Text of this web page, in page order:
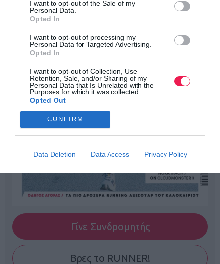
I want to opt-out of the Sale of my
Personal Data.
Opted In
I want to opt-out of processing my
Personal Data for Targeted Advertising.
Opted In
I want to opt-out of Collection, Use,
Retention, Sale, and/or Sharing of my
Personal Data that Is Unrelated with the
Purposes for which it was collected.
Opted Out
CONFIRM
Data Deletion Data Access Privacy Policy
Γίνε Συνδρομητής
Βρες το RUNNER!